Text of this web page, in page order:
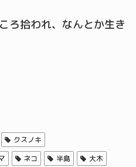
ろ拾われ、なんとか生き
クスノキ
ネコ 半島
大木